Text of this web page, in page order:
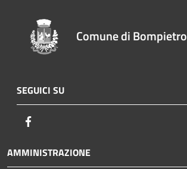
Comune di Bompietro
SEGUICI SU
AMMINISTRAZIONE